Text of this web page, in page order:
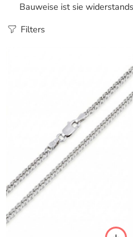
Bauweise ist sie
Filters